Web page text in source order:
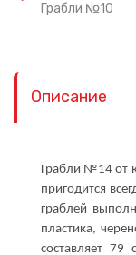
Грабли №10
Описание
Грабли №14 от
пригодится
граблей
пластика,
составляет